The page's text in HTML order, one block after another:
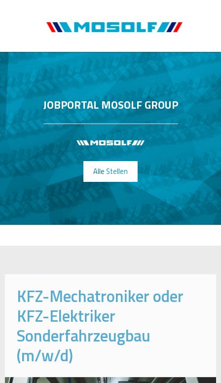
JOBPORTAL MOSOLF GROUP
Alle Stellen
KFZ-Mechatroniker oder
KFZ-Elektriker
Sonderfahrzeugbau
(m/w/d)